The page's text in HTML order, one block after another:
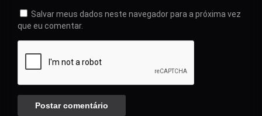
Salvar meus dados neste navegador para a próxima vez
que eu comentar.